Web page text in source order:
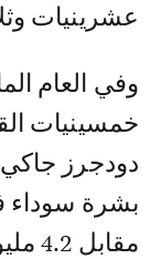
عشرينيات
وفي العام
خمسينيات
دودجرز
بشرة سوداء
مقابل 4.2 مليون دولار.